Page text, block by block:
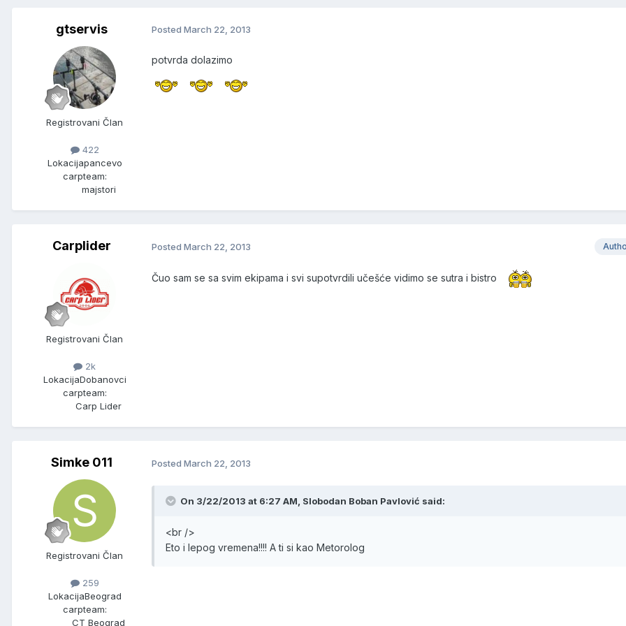
gtservis
Registrovani Član
422
Lokacijapancevo
carpteam:
majstori
Posted March 22, 2013
potvrda dolazimo
Carplider
Registrovani Član
2k
LokacijaDobanovci
carpteam:
Carp Lider
Posted March 22, 2013
Čuo sam se sa svim ekipama i svi supotvrdili učešće vidimo se sutra i bistro
Simke 011
Registrovani Član
259
LokacijaBeograd
carpteam:
CT Beograd
Posted March 22, 2013
On 3/22/2013 at 6:27 AM, Slobodan Boban Pavlović said:
<br />
Eto i lepog vremena!!!! A ti si kao Metorolog